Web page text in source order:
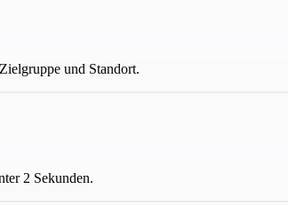
und Standort.
2 Sekunden.